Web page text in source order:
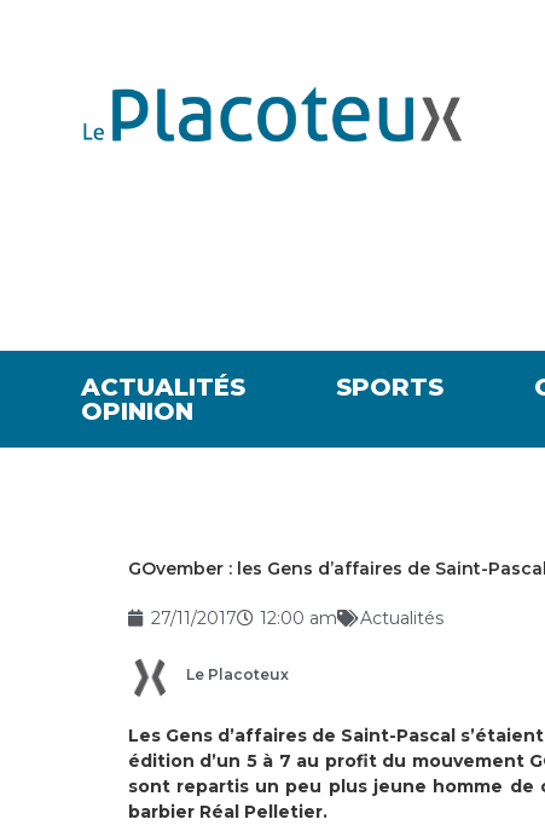
ACTUALITÉS SPORTS
OPINION
GOvember : les Gens d’affaires de Saint-
27/11/2017 12:00 am Actualités
Le Placoteux
Les Gens d’affaires de Saint-Pascal
édition d’un 5 à 7 au profit du mouvement
sont repartis un peu plus jeune homme
barbier Réal Pelletier.